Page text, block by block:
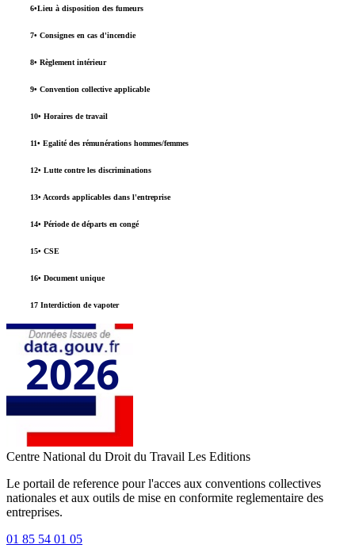
6•Lieu à disposition des fumeurs
7• Consignes en cas d'incendie
8• Règlement intérieur
9• Convention collective applicable
10• Horaires de travail
11• Egalité des rémunérations hommes/femmes
12• Lutte contre les discriminations
13• Accords applicables dans l'entreprise
14• Période de départs en congé
15• CSE
16• Document unique
17 Interdiction de vapoter
Centre National du Droit du Travail Les Editions
Le portail de reference pour l'acces aux conventions collectives
nationales et aux outils de mise en conformite reglementaire des
entreprises.
01 85 54 01 05